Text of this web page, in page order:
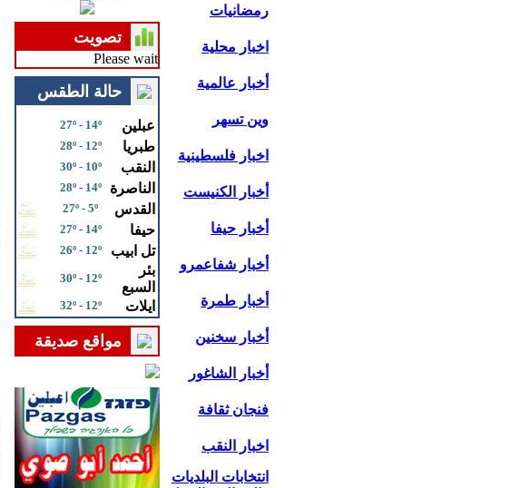
رمضانيات
اخبار محلية
أخبار عالمية
وين تسهر
اخبار فلسطينية
أخبار الكنيست
أخبار حيفا
أخبار شفاعمرو
أخبار طمرة
أخبار سخنين
أخبار الشاغور
فنجان ثقافة
اخبار النقب
انتخابات البلديات
تصويت
Please wait
حالة الطقس
عبلين 27º - 14º
طبريا 28º - 12º
النقب 30º - 10º
الناصرة 28º - 14º
القدس 27º - 5º
حيفا 27º - 14º
تل ابيب 26º - 12º
بئر
السبع
30º - 12º
ايلات 32º - 12º
مواقع صديقة